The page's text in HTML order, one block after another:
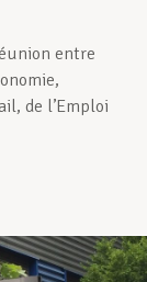
entre
de l’Emploi